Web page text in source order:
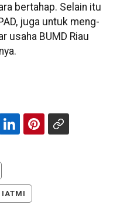
bertahap. Selain itu
juga untuk meng-
usaha BUMD Riau
IATMI